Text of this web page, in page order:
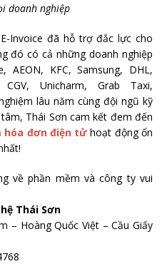
doanh nghiệp
Invoice đã hỗ trợ đắc lực cho
đó có cả những doanh nghiệp
KFC, Samsung, DHL,
Unicharm, Grab Taxi,
lâu năm cùng đội ngũ kỹ
Thái Sơn cam kết đem đến
hóa đơn điện tửhoạt động ổn
về phần mềm và công ty vui
Thái Sơn
– Hoàng Quốc Việt – Cầu Giấy